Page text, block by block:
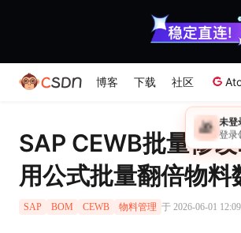
博客 下载 社区
🎁 未登
登录
SAP CEWB批量修
用公式批量翻倍物料
SAP BOM CEWB 物料管理 于 2026-06-01